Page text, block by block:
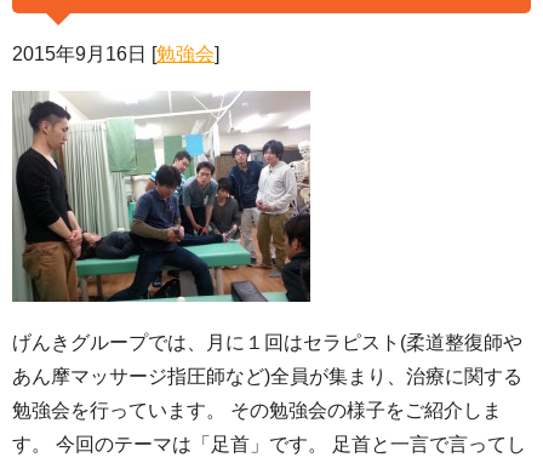
2015年9月16日 [勉強会]
げんきグループでは、月に１回はセラピスト(柔道整復師や
あん摩マッサージ指圧師など)全員が集まり、治療に関する
勉強会を行っています。 その勉強会の様子をご紹介しま
す。 今回のテーマは「足首」です。 足首と一言で言ってし